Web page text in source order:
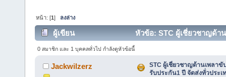
หน้า: [1] ลงล่าง
ผู้เขียน
หัวข้อ: STC ผู้เชี่ยวชาญด้า
26247 ครั้ง)
0 สมาชิก และ 1 บุคคลทั่วไป กำลังดูหัวข้อนี้
Jackwilzerz
STC ผู้เชี่ยวชาญด้านเพลา
รับประกัน1 ปี จัดส่งทั่วประเ